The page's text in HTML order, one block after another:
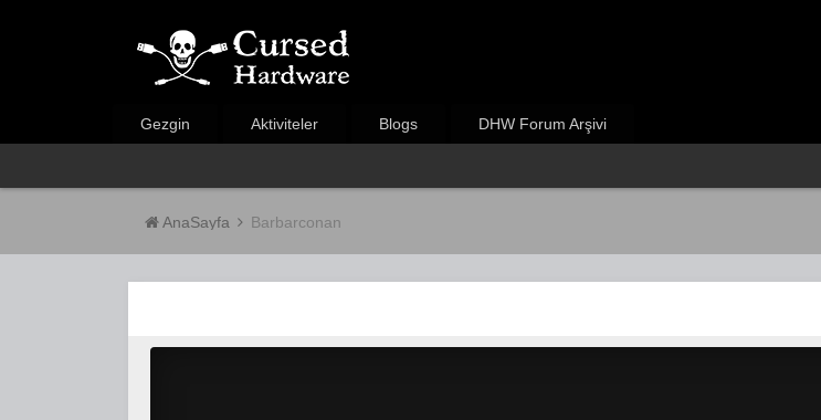
Gezgin Aktiviteler Blogs DHW Forum Arşivi
AnaSayfa Barbarconan